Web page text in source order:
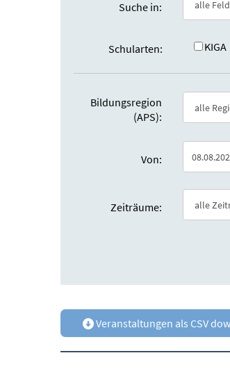
Suche in:
Schularten: KIGA
Bildungsregion
(APS):
Von:
Zeiträume:
Veranstaltungen als CSV